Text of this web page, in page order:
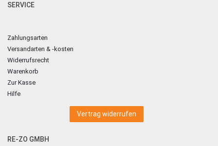
SERVICE
Zahlungsarten
Versandarten & -kosten
Widerrufsrecht
Warenkorb
Zur Kasse
Hilfe
Vertrag widerrufen
RE-ZO GMBH